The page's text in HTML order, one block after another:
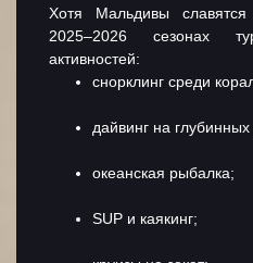
Хотя Мальдивы
2025–2026 сезонах
активностей:
снорклинг среди
дайвинг на
океанская рыбалка;
SUP и каякинг;